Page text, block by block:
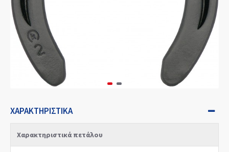
ΧΑΡΑΚΤΗΡΙΣΤΙΚΆ
Χαρακτηριστικά πετάλου